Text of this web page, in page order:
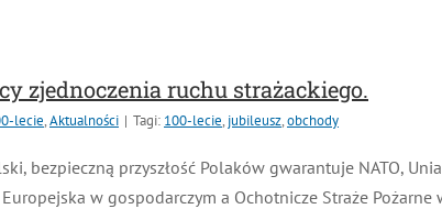
zjednoczenia ruchu strażackiego.
lecie,Aktualności | Tagi:100-lecie,jubileusz,obchody
bezpieczną przyszłość Polaków gwarantuje NATO,
w gospodarczym a Ochotnicze Straże Pożarne